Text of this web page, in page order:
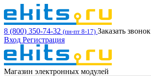
8 (800) 350-74-32 (пн-пт 8-17) Заказать звонок
Вход Регистрация
Магазин электронных модулей